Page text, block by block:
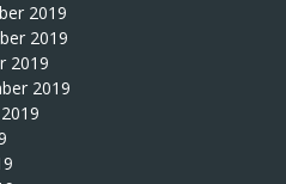
2019
2019
2019
2019